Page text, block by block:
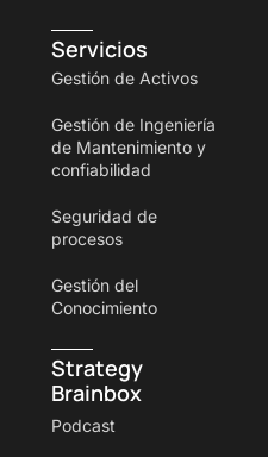
Servicios
Gestión de Activos
Gestión de Ingeniería
de Mantenimiento y
confiabilidad
Seguridad de
procesos
Gestión del
Conocimiento
Strategy
Brainbox
Podcast